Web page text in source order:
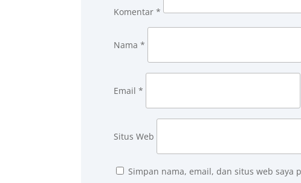
Komentar*
Nama*
Email*
Situs Web
Simpan nama, email, dan situs web